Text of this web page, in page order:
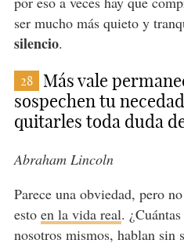
ser mucho más quieto y
silencio.
28
Más vale
sospechen tu
quitarles toda duda
Abraham Lincoln
Parece una obviedad, pero
esto en la vida real.
nosotros mismos, hablan sin